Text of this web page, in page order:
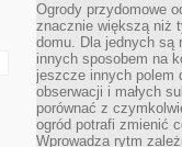
Ogrody przydomowe
znacznie większą niż
domu. Dla jednych są
innych sposobem na
jeszcze innych polem
obserwacji i małych
porównać z
ogród potrafi zmienić
Wprowadza rytm